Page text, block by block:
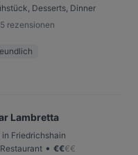
Desserts, Dinner
rezensionen
Lambretta
Friedrichshain
• €€€€